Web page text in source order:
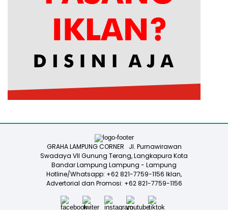
GRAHA LAMPUNG CORNER Jl. Purnawirawan
Swadaya VII Gunung Terang, Langkapura Kota
Bandar Lampung Lampung - Lampung
Hotline/Whatsapp: +62 821-7759-1156 Iklan,
Advertorial dan Promosi: +62 821-7759-1156